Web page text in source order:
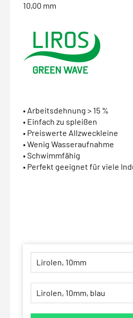
10,00 mm
• Arbeitsdehnung > 15 %
• Einfach zu spleißen
• Preiswerte Allzweckleine
• Wenig Wasseraufnahme
• Schwimmfähig
• Perfekt geeignet für viele